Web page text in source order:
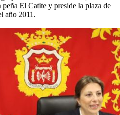
peña El Catite y preside la plaza de
año 2011.